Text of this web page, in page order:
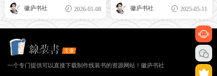
徽庐书社 2026-01-08
本
徽庐书社 2025-05-11
一个专门提供可以直接下载制作线装书的资源网站！徽庐书社